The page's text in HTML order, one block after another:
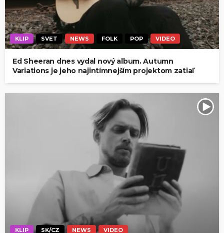
KLIP SVET NEWS FOLK POP VIDEO
Ed Sheeran dnes vydal nový album. Autumn
Variations je jeho najintímnejším projektom zatiaľ
KLIP SK/CZ NEWS VIDEO